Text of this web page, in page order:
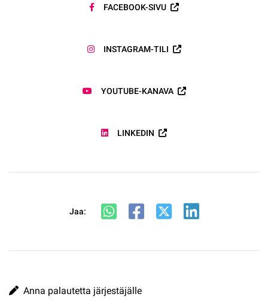
FACEBOOK-SIVU
INSTAGRAM-TILI
YOUTUBE-KANAVA
LINKEDIN
Jaa:
Anna palautetta järjestäjälle